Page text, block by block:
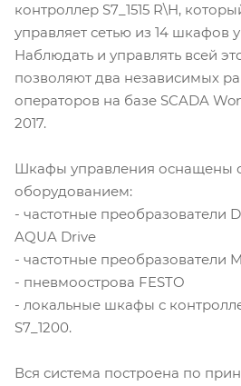
контроллер S7_1515 R\H,
управляет сетью из 14 шкафов
Наблюдать и управлять всей
позволяют два независимых
операторов на базе SCADA
2017.
Шкафы управления оснащены
оборудованием:
- частотные преобразователи
AQUA Drive
- частотные преобразователи
- пневмоострова FESTO
- локальные шкафы с
S7_1200.
Вся система построена по